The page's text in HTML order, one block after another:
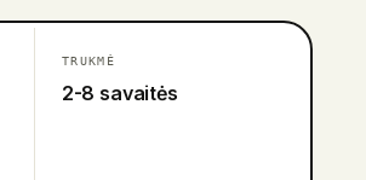
TRUKMĖ
2-8 savaitės